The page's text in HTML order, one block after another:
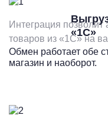
«1С»
Интеграция позволит
товаров из «1С» на
Обмен работает обе
магазин и наоборот.